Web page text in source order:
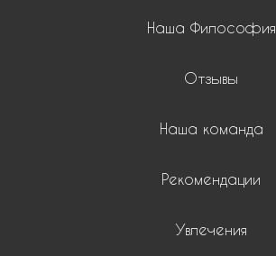
Наша Философия
Отзывы
Наша команда
Рекомендации
Увлечения